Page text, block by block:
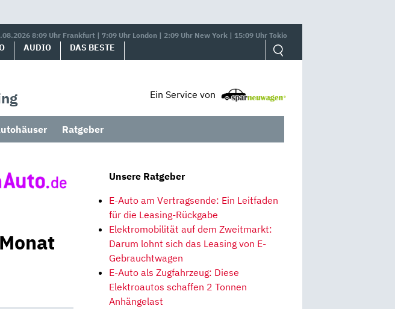
8:09 Uhr Frankfurt | 7:09 Uhr London | 2:09 Uhr New York | 15:09 Uhr Tokio
AUDIO DAS BESTE
Ein Service von
Ratgeber
Unsere Ratgeber
E-Auto am Vertragsende: Ein Leitfaden
für die Leasing-Rückgabe
Elektromobilität auf dem Zweitmarkt:
Darum lohnt sich das Leasing von E-
Gebrauchtwagen
E-Auto als Zugfahrzeug: Diese
Elektroautos schaffen 2 Tonnen
Anhängelast